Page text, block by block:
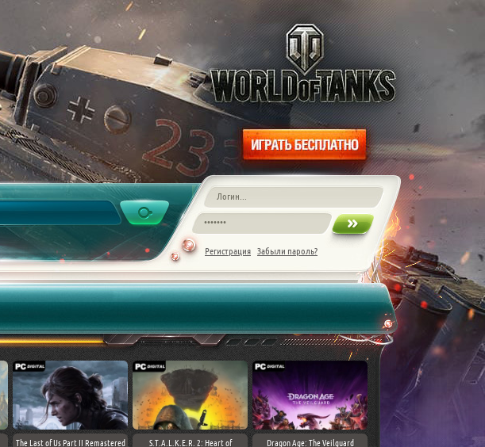
Регистрация Забыли пароль?
The Last of Us Part II Remastered
S.T.A.L.K.E.R. 2: Heart of
Dragon Age: The Veilguard